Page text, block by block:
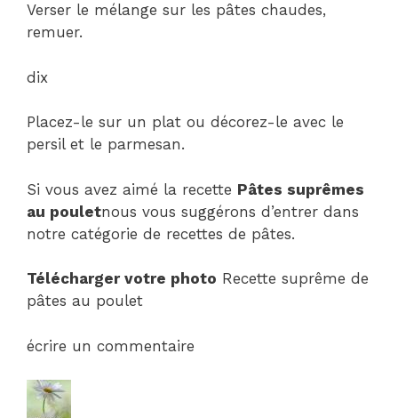
Verser le mélange sur les pâtes chaudes,
remuer.
dix
Placez-le sur un plat ou décorez-le avec le
persil et le parmesan.
Si vous avez aimé la recette Pâtes suprêmes
au pouletnous vous suggérons d’entrer dans
notre catégorie de recettes de pâtes.
Télécharger votre photo Recette suprême de
pâtes au poulet
écrire un commentaire